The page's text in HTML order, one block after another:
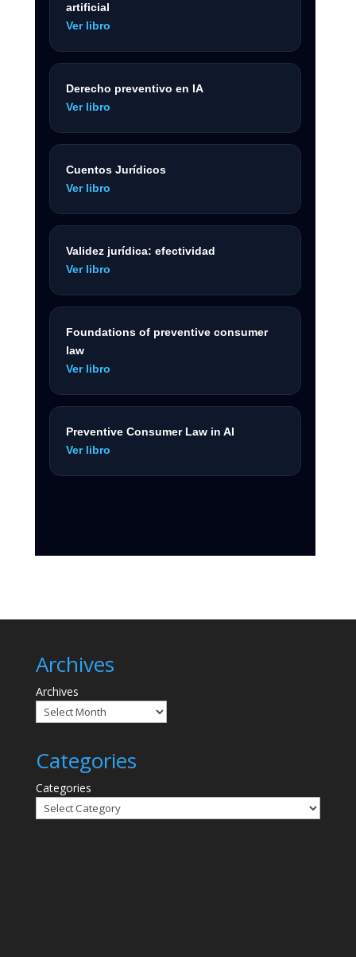
artificial
Ver libro
Derecho preventivo en IA
Ver libro
Cuentos Jurídicos
Ver libro
Validez jurídica: efectividad
Ver libro
Foundations of preventive consumer
law
Ver libro
Preventive Consumer Law in AI
Ver libro
Archives
Archives
Categories
Categories